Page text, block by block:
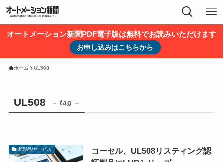
オートメーション新聞PDF電子版は無料でお読みいただけます
お申し込みはこちらから
ホーム UL508
UL508 – tag –
新製品/サービス
コーセル、UL508リスティング認